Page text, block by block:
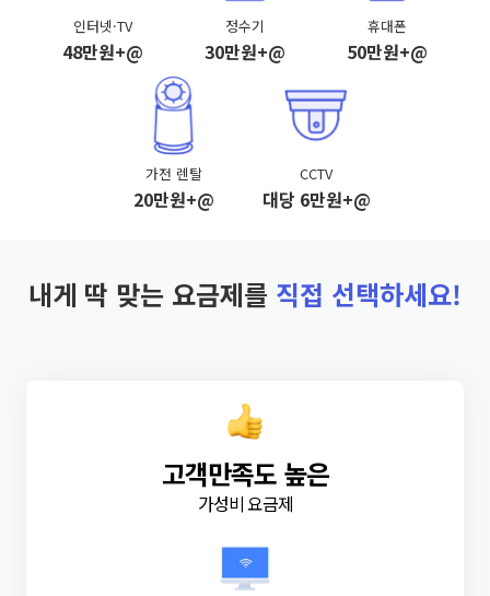
인터넷·TV
48만원+@
정수기
30만원+@
휴대폰
50만원+@
가전 렌탈
20만원+@
CCTV
대당 6만원+@
내게 딱 맞는 요금제를 직접 선택하세요!
고객만족도 높은
가성비 요금제